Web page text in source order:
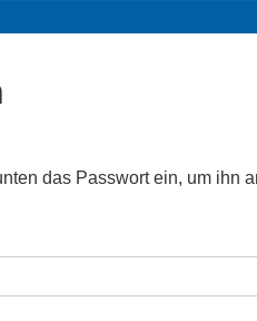
das Passwort ein, um ihn